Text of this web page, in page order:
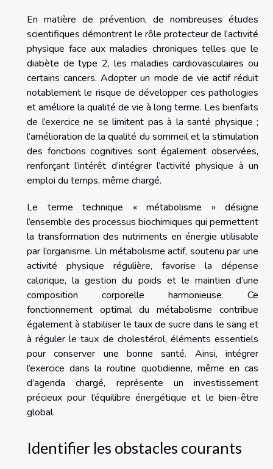
En matière de prévention, de nombreuses études
scientifiques démontrent le rôle protecteur de l’activité
physique face aux maladies chroniques telles que le
diabète de type 2, les maladies cardiovasculaires ou
certains cancers. Adopter un mode de vie actif réduit
notablement le risque de développer ces pathologies
et améliore la qualité de vie à long terme. Les bienfaits
de l’exercice ne se limitent pas à la santé physique ;
l’amélioration de la qualité du sommeil et la stimulation
des fonctions cognitives sont également observées,
renforçant l’intérêt d’intégrer l’activité physique à un
emploi du temps, même chargé.
Le terme technique « métabolisme » désigne
l’ensemble des processus biochimiques qui permettent
la transformation des nutriments en énergie utilisable
par l’organisme. Un métabolisme actif, soutenu par une
activité physique régulière, favorise la dépense
calorique, la gestion du poids et le maintien d’une
composition corporelle harmonieuse. Ce
fonctionnement optimal du métabolisme contribue
également à stabiliser le taux de sucre dans le sang et
à réguler le taux de cholestérol, éléments essentiels
pour conserver une bonne santé. Ainsi, intégrer
l’exercice dans la routine quotidienne, même en cas
d’agenda chargé, représente un investissement
précieux pour l’équilibre énergétique et le bien-être
global.
Identifier les obstacles courants